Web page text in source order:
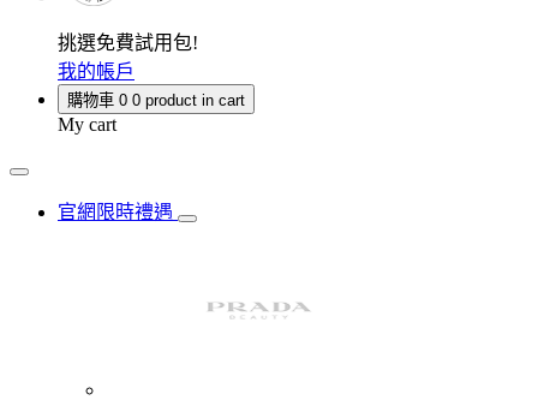
挑選免費試用包!
我的帳戶
購物車 0 0 product in cart
My cart
官網限時禮遇